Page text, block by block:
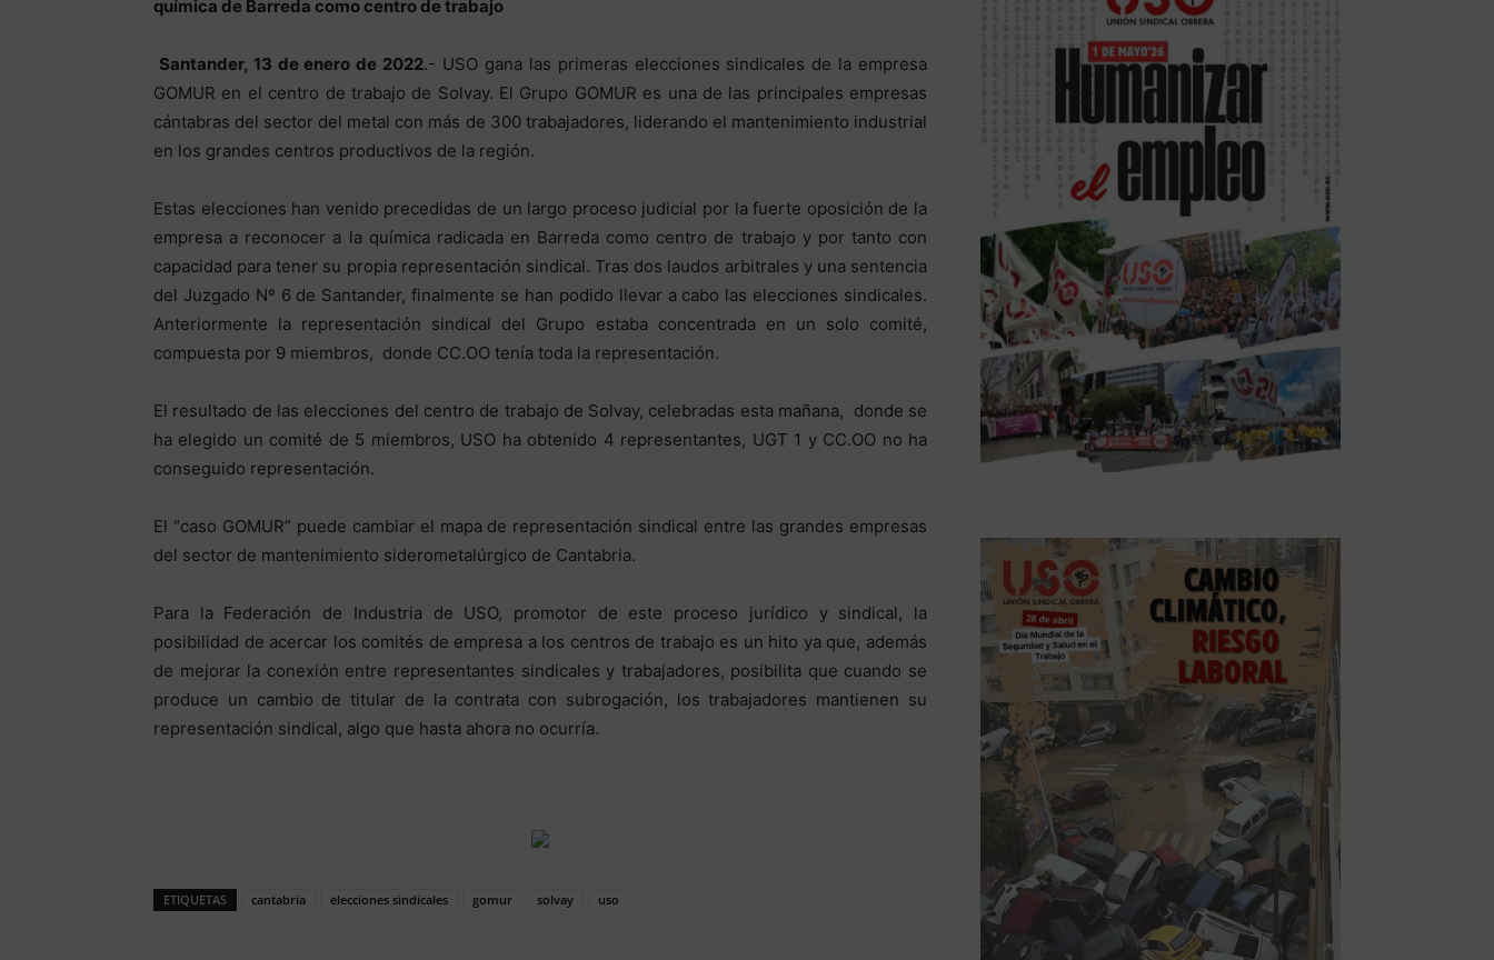
química de Barreda como centro de trabajo
Santander, 13 de enero de 2022.- USO gana las primeras elecciones sindicales de la empresa
GOMUR en el centro de trabajo de Solvay. El Grupo GOMUR es una de las principales empresas
cántabras del sector del metal con más de 300 trabajadores, liderando el mantenimiento industrial
en los grandes centros productivos de la región.
Estas elecciones han venido precedidas de un largo proceso judicial por la fuerte oposición de la
empresa a reconocer a la química radicada en Barreda como centro de trabajo y por tanto con
capacidad para tener su propia representación sindical. Tras dos laudos arbitrales y una sentencia
del Juzgado Nº 6 de Santander, finalmente se han podido llevar a cabo las elecciones sindicales.
Anteriormente la representación sindical del Grupo estaba concentrada en un solo comité,
compuesta por 9 miembros, donde CC.OO tenía toda la representación.
El resultado de las elecciones del centro de trabajo de Solvay, celebradas esta mañana, donde se
ha elegido un comité de 5 miembros, USO ha obtenido 4 representantes, UGT 1 y CC.OO no ha
conseguido representación.
El “caso GOMUR” puede cambiar el mapa de representación sindical entre las grandes empresas
del sector de mantenimiento siderometalúrgico de Cantabria.
Para la Federación de Industria de USO, promotor de este proceso jurídico y sindical, la
posibilidad de acercar los comités de empresa a los centros de trabajo es un hito ya que, además
de mejorar la conexión entre representantes sindicales y trabajadores, posibilita que cuando se
produce un cambio de titular de la contrata con subrogación, los trabajadores mantienen su
representación sindical, algo que hasta ahora no ocurría.
ETIQUETAS cantabria elecciones sindicales gomur solvay uso